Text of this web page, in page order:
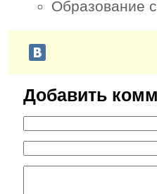
Образование
Добавить